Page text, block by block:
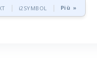
i2SYMBOL Più »